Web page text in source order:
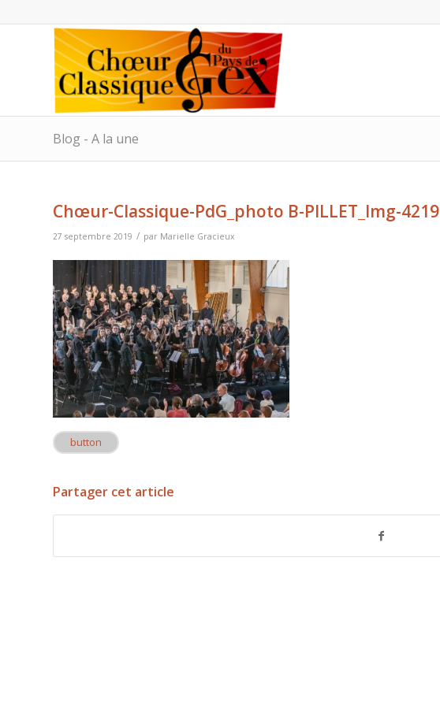
Blog - A la une
Chœur-Classique-PdG_photo B-PILLET_Img-4219
27 septembre 2019 / par Marielle Gracieux
button
Partager cet article